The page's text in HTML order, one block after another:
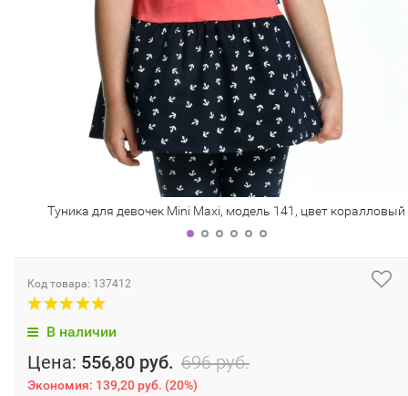
Туника для девочек Mini Maxi, модель 141, цвет коралловый
Код товара: 137412
В наличии
Цена: 556,80 руб. 696 руб.
Экономия: 139,20 руб. (20%)